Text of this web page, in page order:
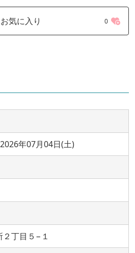
お気に入り 0
年07月04日(土)
丁目５−１